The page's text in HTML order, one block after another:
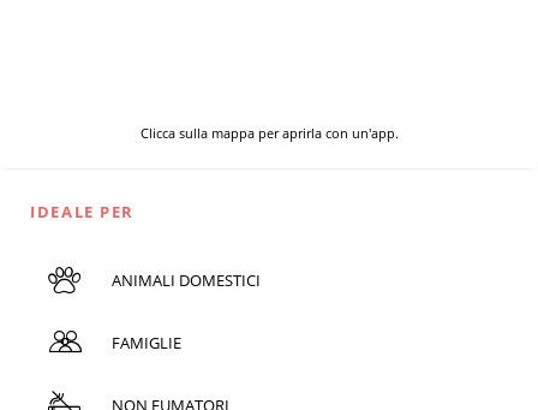
Clicca sulla mappa per aprirla con un'app.
IDEALE PER
ANIMALI DOMESTICI
FAMIGLIE
NON FUMATORI